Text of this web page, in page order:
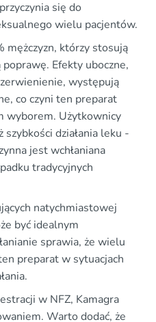
się do
wielu pacjentów.
mężczyzn, którzy stosują
Efekty uboczne,
występują
co czyni ten preparat
wyborem. Użytkownicy
działania leku -
jest wchłaniana
tradycyjnych
natychmiastowej
być idealnym
sprawia, że wielu
preparat w sytuacjach
w NFZ, Kamagra
Warto dodać, że